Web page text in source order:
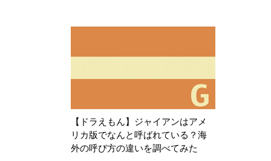
【ドラえもん】ジャイアンはアメ
リカ版でなんと呼ばれている？海
外の呼び方の違いを調べてみた